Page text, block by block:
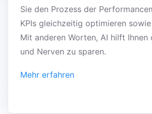
Sie den Prozess der
KPIs gleichzeitig optimieren
Mit anderen Worten, AI hilft Ihnen
und Nerven zu sparen.
Mehr erfahren